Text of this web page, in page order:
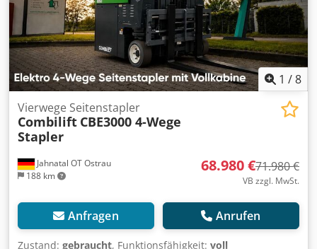
1 /8
Jahnatal OT Ostrau
188 km
Vierwege Seitenstapler
Combilift CBE3000 4-Wege
Stapler
68.980 €71.980 €
VB zzgl. MwSt.
Anfragen Anrufen
Zustand: gebraucht, Funktionsfähigkeit: voll